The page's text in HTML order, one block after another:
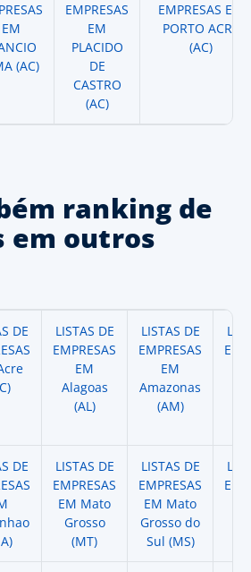
EM
(AC)
EMPRESAS
EM
PLACIDO
DE
CASTRO
(AC)
EMPRESAS EM
PORTO ACRE
(AC)
ranking de
em outros
DE
LISTAS DE
EMPRESAS
EM
Alagoas
(AL)
LISTAS DE
EMPRESAS
EM
Amazonas
(AM)
DE
LISTAS DE
EMPRESAS
EM Mato
Grosso
(MT)
LISTAS DE
EMPRESAS
EM Mato
Grosso do
Sul (MS)